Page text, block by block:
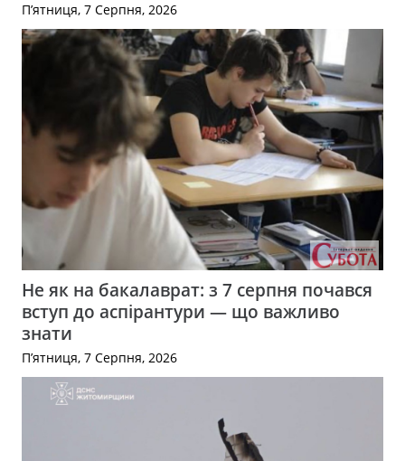
П’ятниця, 7 Серпня, 2026
Не як на бакалаврат: з 7 серпня почався
вступ до аспірантури — що важливо
знати
П’ятниця, 7 Серпня, 2026